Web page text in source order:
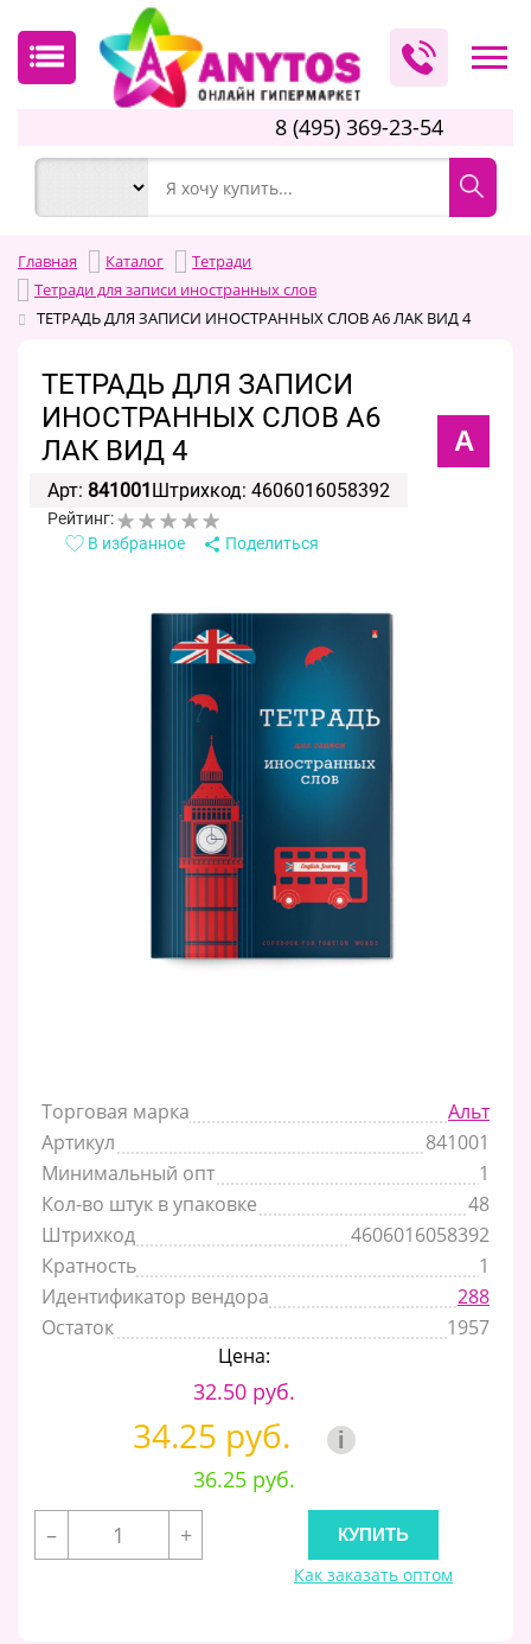
8 (495) 369-23-54
Главная Каталог
Тетради
Тетради для записи иностранных слов
ТЕТРАДЬ ДЛЯ ЗАПИСИ ИНОСТРАННЫХ СЛОВ А6 ЛАК ВИД 4
ТЕТРАДЬ ДЛЯ ЗАПИСИ
ИНОСТРАННЫХ СЛОВ А6
ЛАК ВИД 4
А
Арт: 841001Штрихкод: 4606016058392
Рейтинг:
В избранное
Поделиться
Торговая марка
Альт
Артикул
841001
Минимальный опт
1
Кол-во штук в упаковке
48
Штрихкод
4606016058392
Кратность
1
Идентификатор вендора
288
Остаток
1957
Цена:
32.50 руб.
34.25 руб. i
36.25 руб.
–
+
Как заказать оптом